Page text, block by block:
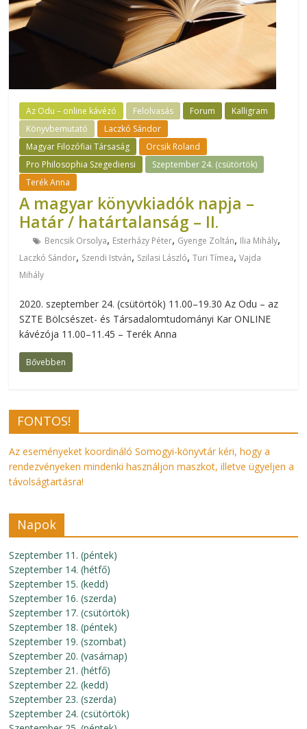
Az Odu – online kávézó Felolvasás Forum
Kalligram
Könyvbemutató
Laczkó Sándor
Magyar Filozófiai Társaság
Orcsik Roland
Pro Philosophia Szegediensi
Szeptember 24. (csütörtök)
Terék Anna
A magyar könyvkiadók napja –
Határ / határtalanság – II.
Bencsik Orsolya, Esterházy Péter, Gyenge Zoltán, Ilia Mihály,
Laczkó Sándor, Szendi István, Szilasi László,Turi Tímea,Vajda
Mihály
2020. szeptember 24. (csütörtök) 11.00–19.30 Az Odu – az
SZTE Bölcsészet- és Társadalomtudományi Kar ONLINE
kávézója 11.00–11.45 – Terék Anna
Bővebben
FONTOS!
Az eseményeket koordináló Somogyi-könyvtár kéri, hogy a
rendezvényeken mindenki használjon maszkot, illetve ügyeljen a
távolságtartásra!
Napok
Szeptember 11. (péntek)
Szeptember 14. (hétfő)
Szeptember 15. (kedd)
Szeptember 16. (szerda)
Szeptember 17. (csütörtök)
Szeptember 18. (péntek)
Szeptember 19. (szombat)
Szeptember 20. (vasárnap)
Szeptember 21. (hétfő)
Szeptember 22. (kedd)
Szeptember 23. (szerda)
Szeptember 24. (csütörtök)